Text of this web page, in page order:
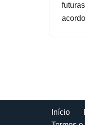
Início